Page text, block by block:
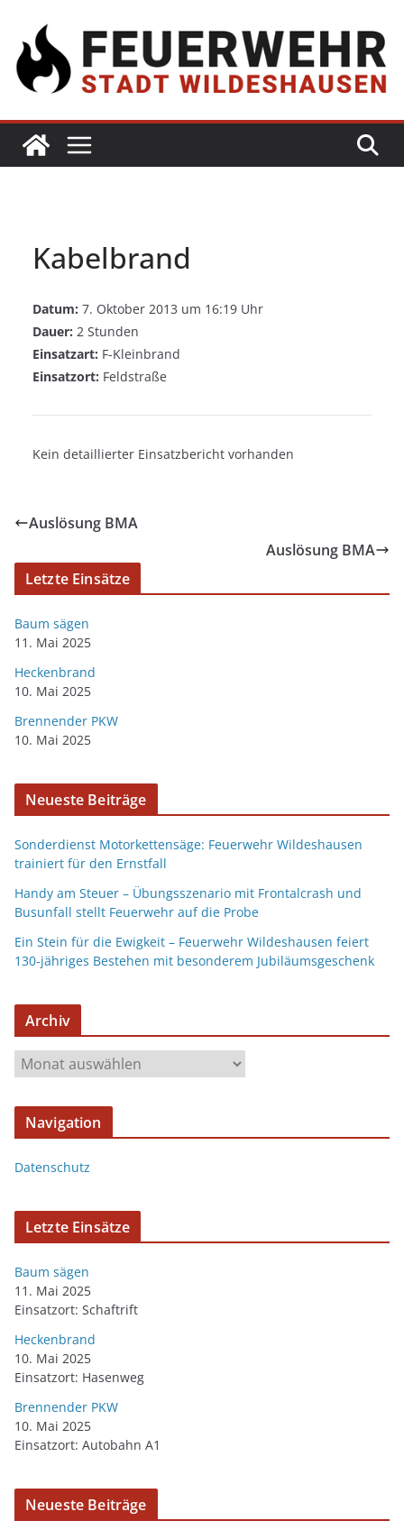
Kabelbrand
Datum: 7. Oktober 2013 um 16:19 Uhr
Dauer: 2 Stunden
Einsatzart: F-Kleinbrand
Einsatzort: Feldstraße
Kein detaillierter Einsatzbericht vorhanden
Auslösung BMA
Auslösung BMA
Letzte Einsätze
Baum sägen
11. Mai 2025
Heckenbrand
10. Mai 2025
Brennender PKW
10. Mai 2025
Neueste Beiträge
Sonderdienst Motorkettensäge: Feuerwehr Wildeshausen
trainiert für den Ernstfall
Handy am Steuer – Übungsszenario mit Frontalcrash und
Busunfall stellt Feuerwehr auf die Probe
Ein Stein für die Ewigkeit – Feuerwehr Wildeshausen feiert
130-jähriges Bestehen mit besonderem Jubiläumsgeschenk
Archiv
Navigation
Datenschutz
Letzte Einsätze
Baum sägen
11. Mai 2025
Einsatzort: Schaftrift
Heckenbrand
10. Mai 2025
Einsatzort: Hasenweg
Brennender PKW
10. Mai 2025
Einsatzort: Autobahn A1
Neueste Beiträge